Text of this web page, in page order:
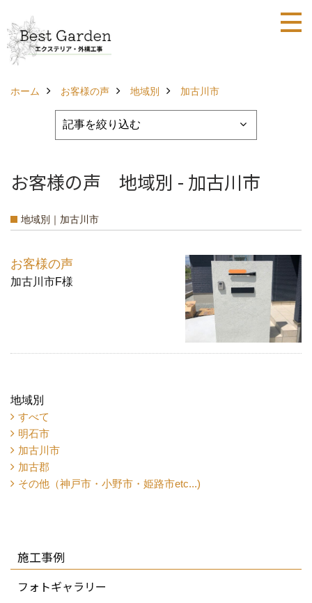
ホーム お客様の声 地域別 加古川市
お客様の声 地域別 - 加古川市
地域別｜加古川市
お客様の声
加古川市F様
地域別
すべて
明石市
加古川市
加古郡
その他（神戸市・小野市・姫路市etc...)
施工事例
フォトギャラリー